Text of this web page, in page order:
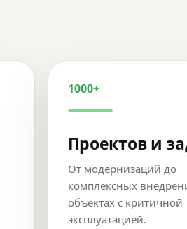
1000+
Проектов и
От модернизаций до
комплексных
объектах с критичной
эксплуатацией.